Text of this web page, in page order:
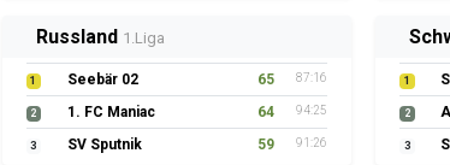
Russland 1.Liga
1 Seebär 02 65 87:16
2 1. FC Maniac 64 94:25
3 SV Sputnik 59 91:26
1
2
3